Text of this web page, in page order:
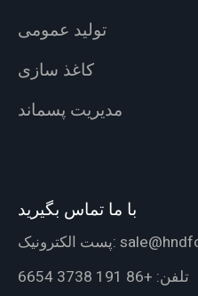
تولید عمومی
کاغذ سازی
مدیریت پسماند
با ما تماس بگیرید
پست الکترونیک:
تلفن: +86 191 3738 6654